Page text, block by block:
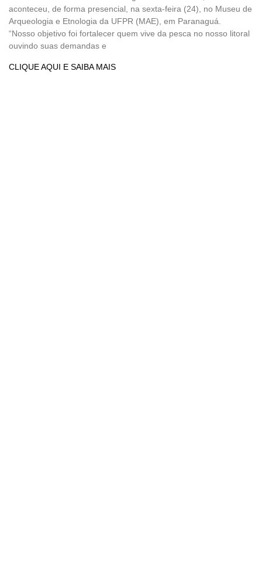
aconteceu, de forma presencial, na sexta-feira (24), no Museu de
Arqueologia e Etnologia da UFPR (MAE), em Paranaguá.
“Nosso objetivo foi fortalecer quem vive da pesca no nosso litoral
ouvindo suas demandas e
CLIQUE AQUI E SAIBA MAIS